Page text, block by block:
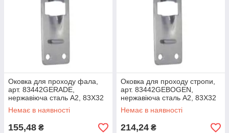
Оковка для проходу фала,
арт. 83442GERADE,
нержавіюча сталь А2, 83X32
Немає в наявності
155,48 ₴
Оковка для проходу стропи,
арт. 83442GEBOGEN,
нержавіюча сталь А2, 83X32
Немає в наявності
214,24 ₴